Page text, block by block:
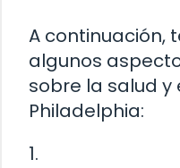
A continuación,
algunos
sobre la salud y
Philadelphia:
1.